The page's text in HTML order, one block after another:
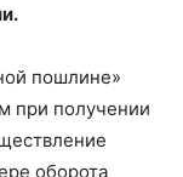
пошлине»
при получении
оборота